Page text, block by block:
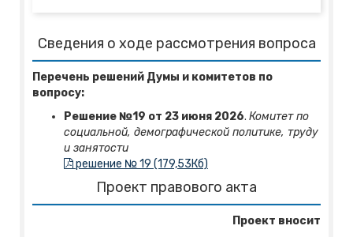
Сведения о ходе рассмотрения вопроса
Перечень решений Думы и комитетов по
вопросу:
Решение №19 от 23 июня 2026. Комитет по
социальной, демографической политике, труду
и занятости
решение № 19 (179,53Кб)
Проект правового акта
Проект вносит